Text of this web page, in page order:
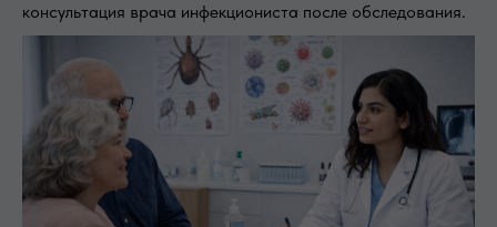
консультация врача инфекциониста после обследования.